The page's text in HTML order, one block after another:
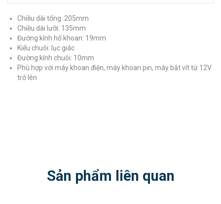
Chiều dài tổng :205mm
Chiều dài lưỡi: 135mm
Đường kính hố khoan: 19mm
Kiểu chuôi: lục giác
Đường kính chuôi: 10mm
Phù hợp với máy khoan điện, máy khoan pin, máy bắt vít từ 12V
trở lên
Sản phẩm liên quan